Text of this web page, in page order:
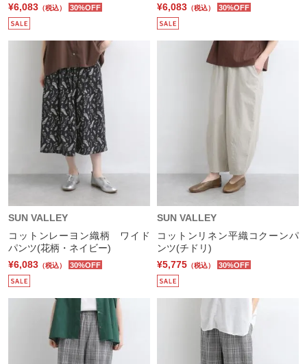
¥6,083 （税込） 30%OFF
¥6,083 （税込） 30%OFF
SUN VALLEY
コットンレーヨン織柄 ワイド
パンツ(花柄・ネイビー)
¥6,083 （税込） 30%OFF
SUN VALLEY
コットンリネン平織コクーンパ
ンツ(チドリ)
¥5,775 （税込） 30%OFF